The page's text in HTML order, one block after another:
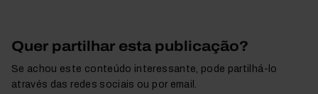
Quer partilhar esta publicação?
Se achou este conteúdo interessante, pode partilhá-lo
através das redes sociais ou por email.